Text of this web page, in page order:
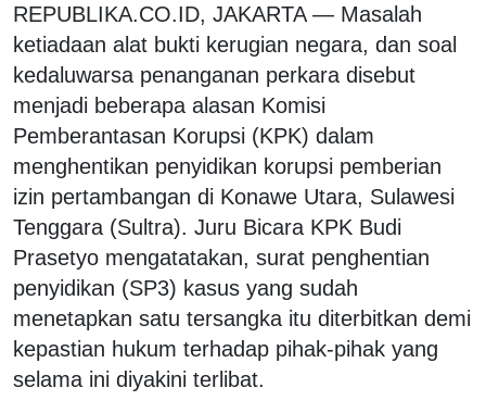
REPUBLIKA.CO.ID, JAKARTA — Masalah
ketiadaan alat bukti kerugian negara, dan soal
kedaluwarsa penanganan perkara disebut
menjadi beberapa alasan Komisi
Pemberantasan Korupsi (KPK) dalam
menghentikan penyidikan korupsi pemberian
izin pertambangan di Konawe Utara, Sulawesi
Tenggara (Sultra). Juru Bicara KPK Budi
Prasetyo mengatatakan, surat penghentian
penyidikan (SP3) kasus yang sudah
menetapkan satu tersangka itu diterbitkan demi
kepastian hukum terhadap pihak-pihak yang
selama ini diyakini terlibat.